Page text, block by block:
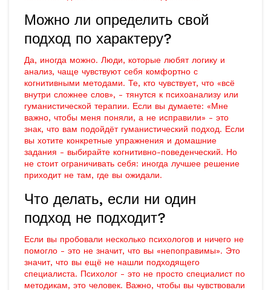
Можно ли определить свой
подход по характеру?
Да, иногда можно. Люди, которые любят логику и
анализ, чаще чувствуют себя комфортно с
когнитивными методами. Те, кто чувствует, что «всё
внутри сложнее слов», - тянутся к психоанализу или
гуманистической терапии. Если вы думаете: «Мне
важно, чтобы меня поняли, а не исправили» - это
знак, что вам подойдёт гуманистический подход. Если
вы хотите конкретные упражнения и домашние
задания - выбирайте когнитивно-поведенческий. Но
не стоит ограничивать себя: иногда лучшее решение
приходит не там, где вы ожидали.
Что делать, если ни один
подход не подходит?
Если вы пробовали несколько психологов и ничего не
помогло - это не значит, что вы «непоправимы». Это
значит, что вы ещё не нашли подходящего
специалиста. Психолог - это не просто специалист по
методикам, это человек. Важно, чтобы вы чувствовали